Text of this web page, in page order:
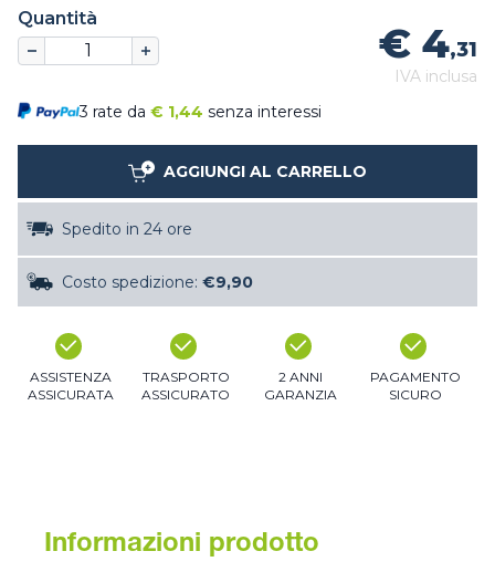
Quantità
€ 4,31
IVA inclusa
3 rate da € 1,44 senza interessi
AGGIUNGI AL CARRELLO
Spedito in 24 ore
Costo spedizione: €9,90
ASSISTENZA
ASSICURATA
TRASPORTO
ASSICURATO
2 ANNI
GARANZIA
PAGAMENTO
SICURO
Informazioni prodotto